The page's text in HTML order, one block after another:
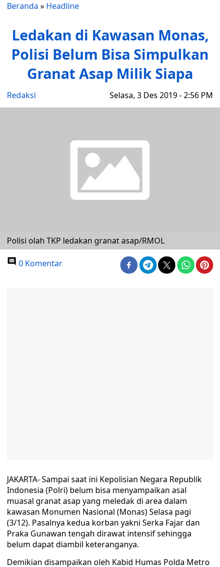
Beranda » Headline
Ledakan di Kawasan Monas,
Polisi Belum Bisa Simpulkan
Granat Asap Milik Siapa
Redaksi Selasa, 3 Des 2019 - 2:56 PM
Polisi olah TKP ledakan granat asap/RMOL
0 Komentar
JAKARTA- Sampai saat ini Kepolisian Negara Republik
Indonesia (Polri) belum bisa menyampaikan asal
muasal granat asap yang meledak di area dalam
kawasan Monumen Nasional (Monas) Selasa pagi
(3/12). Pasalnya kedua korban yakni Serka Fajar dan
Praka Gunawan tengah dirawat intensif sehingga
belum dapat diambil keteranganya.
Demikian disampaikan oleh Kabid Humas Polda Metro